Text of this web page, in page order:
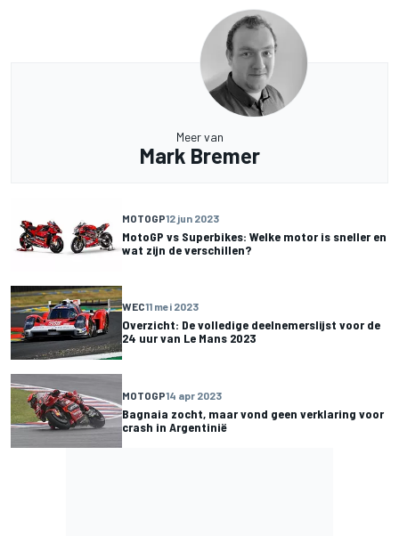
Meer van
Mark Bremer
MOTOGP12 jun 2023
MotoGP vs Superbikes: Welke motor is sneller en
wat zijn de verschillen?
WEC11 mei 2023
Overzicht: De volledige deelnemerslijst voor de
24 uur van Le Mans 2023
MOTOGP14 apr 2023
Bagnaia zocht, maar vond geen verklaring voor
crash in Argentinië